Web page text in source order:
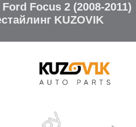
Focus 2 (2008-2011)
KUZOVIK